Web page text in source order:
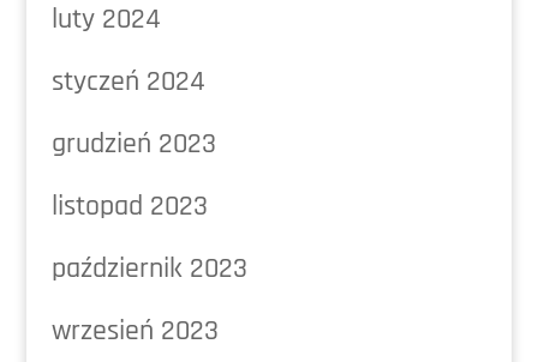
luty 2024
styczeń 2024
grudzień 2023
listopad 2023
październik 2023
wrzesień 2023